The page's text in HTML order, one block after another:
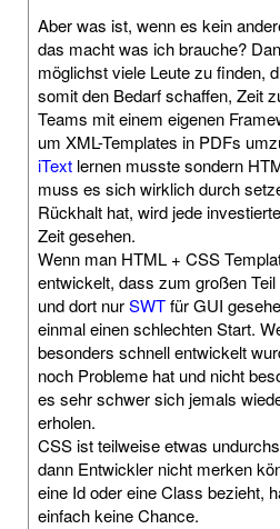
Aber was ist, wenn es kein
das macht was ich brauche?
möglichst viele Leute zu finden,
somit den Bedarf schaffen, Zeit
Teams mit einem eigenen
um XML-Templates in PDFs
iText lernen musste sondern
muss es sich wirklich durch
Rückhalt hat, wird jede
Zeit gesehen.
Wenn man HTML + CSS
entwickelt, dass zum großen
und dort nurSWTfür GUI
einmal einen schlechten Start.
besonders schnell entwickelt
noch Probleme hat und nicht
es sehr schwer sich jemals
erholen.
CSS ist teilweise etwas
dann Entwickler nicht merken
eine Id oder eine Class bezieht,
einfach keine Chance.